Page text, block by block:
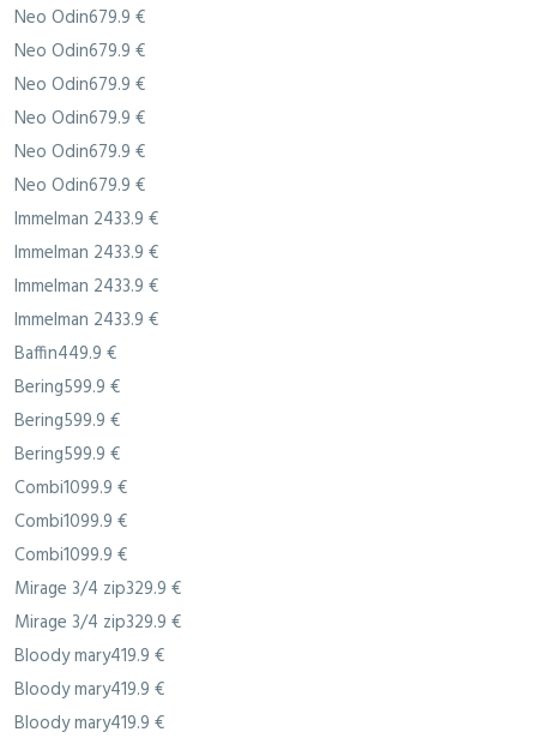
Neo Odin679.9 €
Neo Odin679.9 €
Neo Odin679.9 €
Neo Odin679.9 €
Neo Odin679.9 €
Neo Odin679.9 €
Immelman 2433.9 €
Immelman 2433.9 €
Immelman 2433.9 €
Immelman 2433.9 €
Baffin449.9 €
Bering599.9 €
Bering599.9 €
Bering599.9 €
Combi1099.9 €
Combi1099.9 €
Combi1099.9 €
Mirage 3/4 zip329.9 €
Mirage 3/4 zip329.9 €
Bloody mary419.9 €
Bloody mary419.9 €
Bloody mary419.9 €